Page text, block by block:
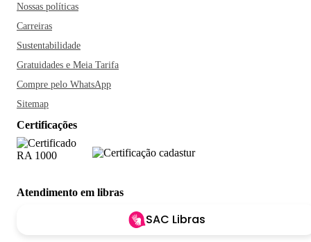
Nossas políticas
Carreiras
Sustentabilidade
Gratuidades e Meia Tarifa
Compre pelo WhatsApp
Sitemap
Certificações
Atendimento em libras
SAC Libras